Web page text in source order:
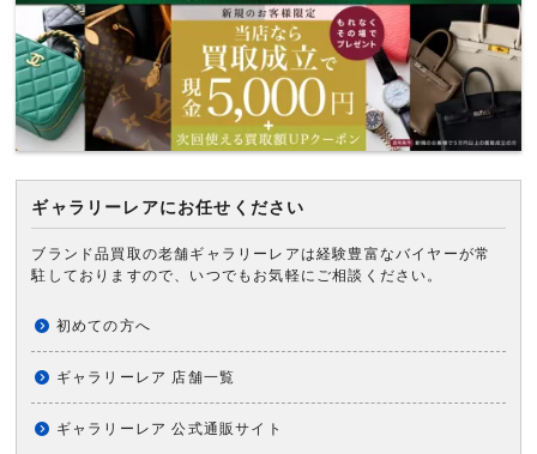
ギャラリーレアにお任せください
ブランド品買取の老舗ギャラリーレアは経験豊富なバイヤーが常
駐しておりますので、いつでもお気軽にご相談ください。
初めての方へ
ギャラリーレア 店舗一覧
ギャラリーレア 公式通販サイト